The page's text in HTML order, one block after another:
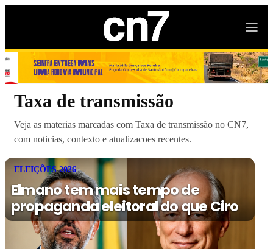
Taxa de transmissão
Veja as materias marcadas com Taxa de transmissão no CN7,
com noticias, contexto e atualizacoes recentes.
ELEIÇÕES 2026
Elmano tem mais tempo de
propaganda eleitoral do que Ciro